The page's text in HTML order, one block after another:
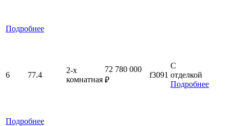
Подробнее
6 77.4
2-x
комнатная
72 780 000
₽
f3091
С
отделкой
Подробнее
Подробнее